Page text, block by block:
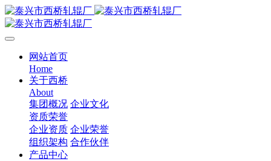
网站首页
Home
关于西桥
About
集团概况 企业文化
资质荣誉
企业资质 企业荣誉
组织架构 合作伙伴
产品中心